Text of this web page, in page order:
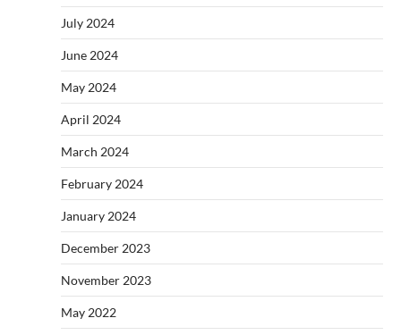
July 2024
June 2024
May 2024
April 2024
March 2024
February 2024
January 2024
December 2023
November 2023
May 2022